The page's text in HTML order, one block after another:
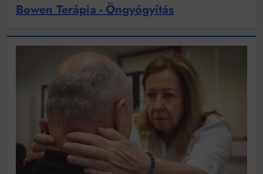
Bowen Terápia - Öngyógyítás